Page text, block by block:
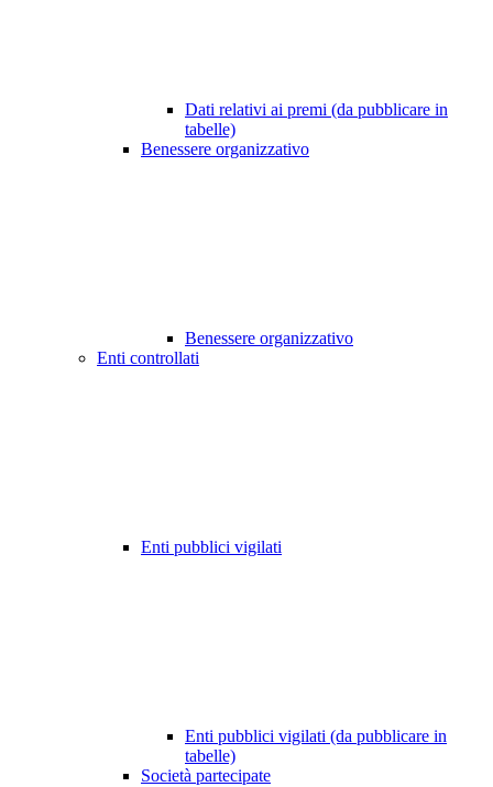
Dati relativi ai premi (da pubblicare in
tabelle)
Benessere organizzativo
Benessere organizzativo
Enti controllati
Enti pubblici vigilati
Enti pubblici vigilati (da pubblicare in
tabelle)
Società partecipate